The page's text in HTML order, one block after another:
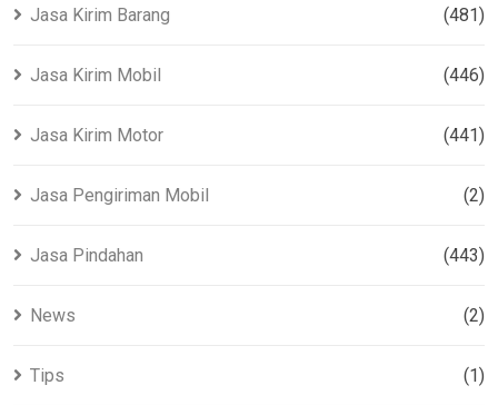
Jasa Kirim Barang (481)
Jasa Kirim Mobil (446)
Jasa Kirim Motor (441)
Jasa Pengiriman Mobil (2)
Jasa Pindahan (443)
News (2)
Tips (1)